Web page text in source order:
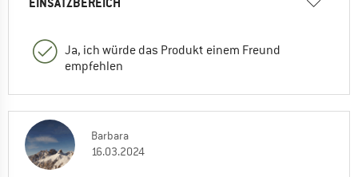
Ja, ich würde das Produkt einem Freund
empfehlen
Barbara
16.03.2024